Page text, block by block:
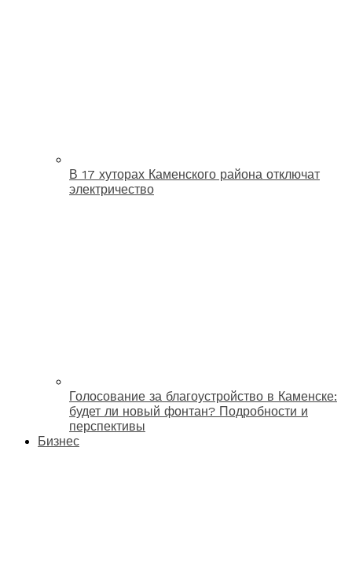
В 17 хуторах Каменского района отключат
электричество
Голосование за благоустройство в Каменске:
будет ли новый фонтан? Подробности и
перспективы
Бизнес